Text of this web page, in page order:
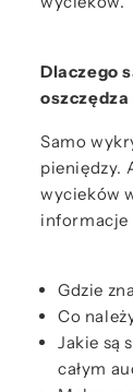
Dlaczego
Samo
pieniędzy.
wycieków
informacje
Gdzie
Co
Jakie są
całym